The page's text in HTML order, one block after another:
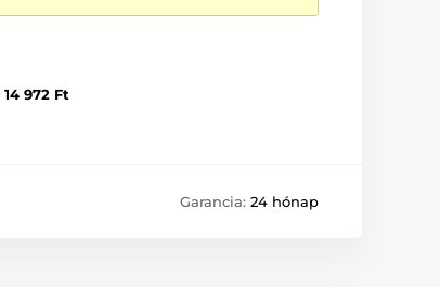
14 972 Ft
Garancia: 24 hónap